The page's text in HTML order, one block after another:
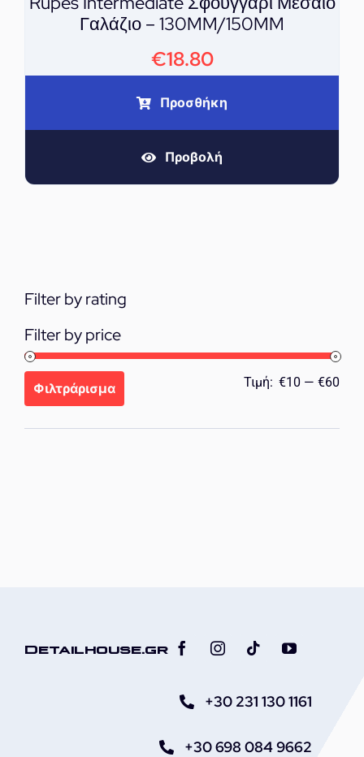
Γαλάζιο – 130MM/150MM
€18.80
Προσθήκη
Προβολή
Filter by rating
Filter by price
Φιλτράρισμα Τιμή: €10 — €60
Detailhouse.gr
+30 231 130 1161
+30 698 084 9662